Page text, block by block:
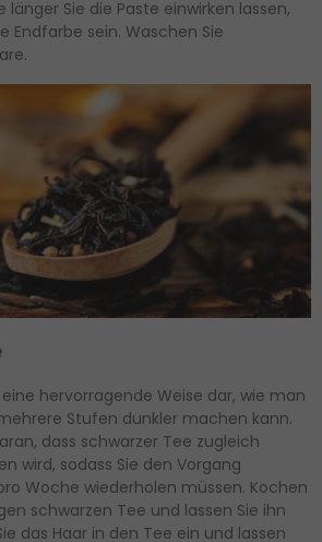
länger Sie die Paste einwirken lassen,
Endfarbe sein. Waschen Sie
hervorragende Weise dar, wie man
Stufen dunkler machen kann.
dass schwarzer Tee zugleich
wird, sodass Sie den Vorgang
Woche wiederholen müssen. Kochen
schwarzen Tee und lassen Sie ihn
das Haar in den Tee ein und lassen